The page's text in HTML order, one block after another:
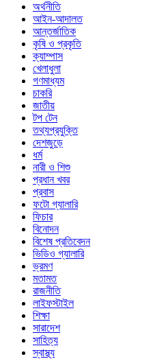
অর্থনীতি
আইন-আদালত
আন্তর্জাতিক
কৃষি ও প্রকৃতি
ক্যাম্পাস
খেলাধুলা
গণমাধ্যম
চাকরি
জাতীয়
টপ টেন
তথ্যপ্রযুক্তি
দেশজুড়ে
ধর্ম
নারী ও শিশু
প্রধান খবর
প্রবাস
ফটো গ্যালারি
ফিচার
বিনোদন
বিশেষ প্রতিবেদন
ভিডিও গ্যালারি
ভ্রমণ
মতামত
রাজনীতি
লাইফস্টাইল
শিক্ষা
সারাদেশ
সাহিত্য
স্বাস্থ্য